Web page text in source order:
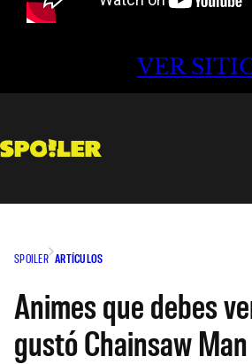
VER
SPOILER ARTÍCULOS
Animes que debes
gustó Chainsaw Man